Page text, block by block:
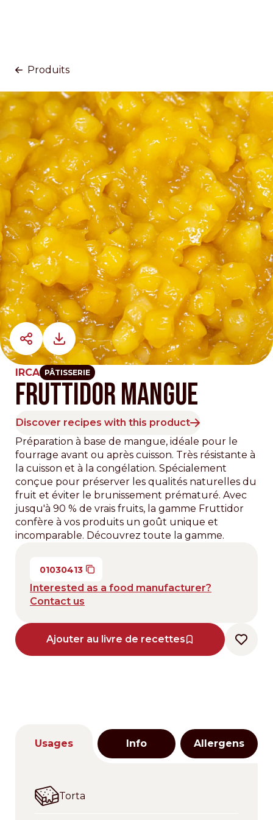
Produits
IRCA PÂTISSERIE
FRUTTIDOR MANGUE
Discover recipes with this product
Préparation à base de mangue, idéale pour le
fourrage avant ou après cuisson. Très résistante à
la cuisson et à la congélation. Spécialement
conçue pour préserver les qualités naturelles du
fruit et éviter le brunissement prématuré. Avec
jusqu'à 90 % de vrais fruits, la gamme Fruttidor
confère à vos produits un goût unique et
incomparable. Découvrez toute la gamme.
01030413
Interested as a food manufacturer?
Contact us
Ajouter au livre de recettes
Usages Info Allergens
Torta